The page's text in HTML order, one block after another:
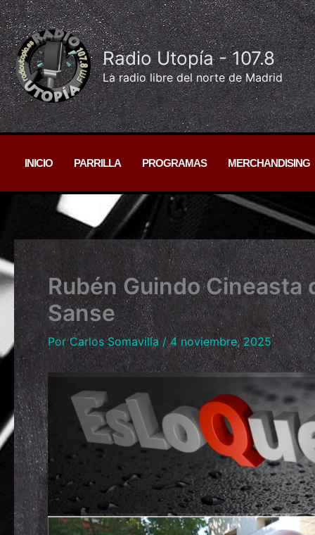
Ir
al
contenido
Radio Utopía - 107.8
La radio libre del norte de Madrid
INICIO PARRILLA PROGRAMAS MERCHANDISING
Rubén Guindo Cineasta
Sanse
PorCarlos Somavilla /4 noviembre, 2025